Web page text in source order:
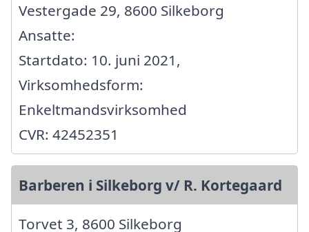
Vestergade 29, 8600 Silkeborg
Ansatte:
Startdato: 10. juni 2021,
Virksomhedsform:
Enkeltmandsvirksomhed
CVR: 42452351
Barberen i Silkeborg v/ R. Kortegaard
Torvet 3, 8600 Silkeborg